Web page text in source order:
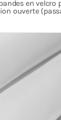
en velcro
ouverte